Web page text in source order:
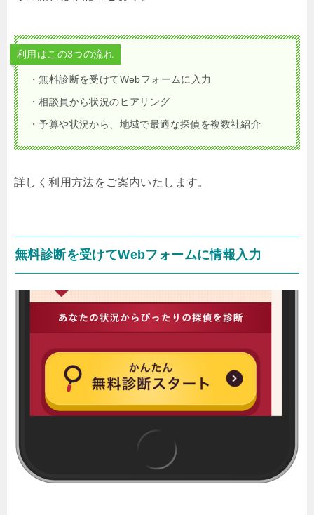
利用はこの3つの流れ
・無料診断を受けてWebフォームに入力
・相談員から状況のヒアリング
・予算や状況から、地域で最適な探偵を複数社紹介
詳しく利用方法をご案内いたします。
無料診断を受けてWebフォームに情報入力